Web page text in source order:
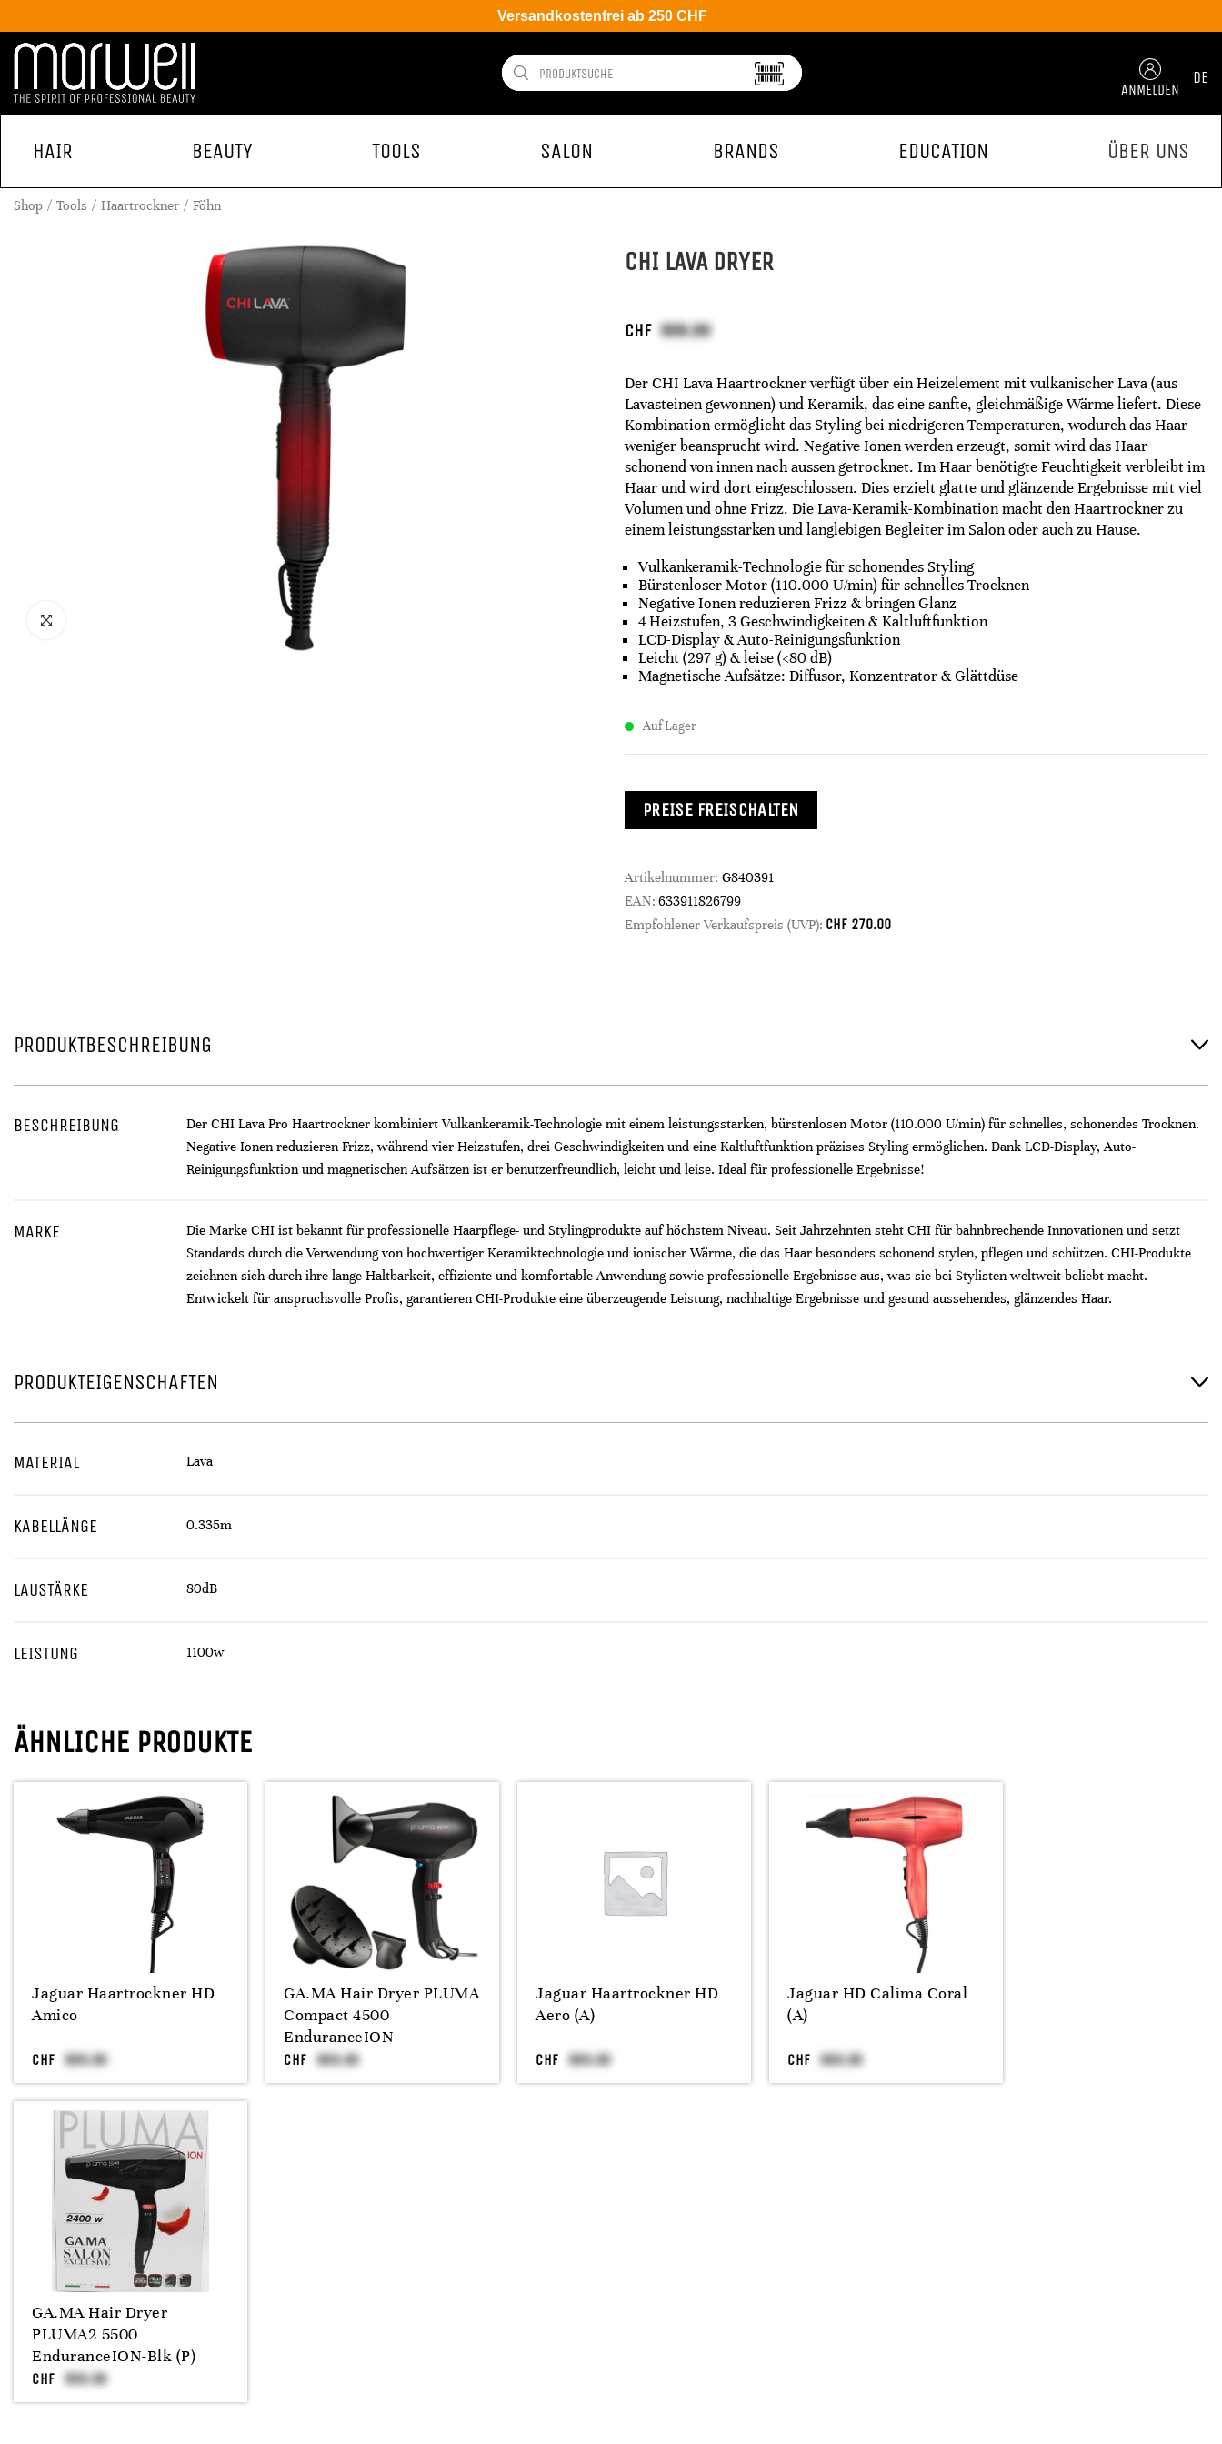
Versandkostenfrei ab 250 CHF
ANMELDEN
DE
HAIR BEAUTY TOOLS SALON BRANDS EDUCATION ÜBER UNS
Shop Tools Haartrockner Föhn
CHI LAVA DRYER
CHF
Der CHI Lava Haartrockner verfügt über ein Heizelement mit vulkanischer Lava (aus
Lavasteinen gewonnen) und Keramik, das eine sanfte, gleichmäßige Wärme liefert. Diese
Kombination ermöglicht das Styling bei niedrigeren Temperaturen, wodurch das Haar
weniger beansprucht wird. Negative Ionen werden erzeugt, somit wird das Haar
schonend von innen nach aussen getrocknet. Im Haar benötigte Feuchtigkeit verbleibt im
Haar und wird dort eingeschlossen. Dies erzielt glatte und glänzende Ergebnisse mit viel
Volumen und ohne Frizz. Die Lava-Keramik-Kombination macht den Haartrockner zu
einem leistungsstarken und langlebigen Begleiter im Salon oder auch zu Hause.
Vulkankeramik-Technologie für schonendes Styling
Bürstenloser Motor (110.000 U/min) für schnelles Trocknen
Negative Ionen reduzieren Frizz & bringen Glanz
4 Heizstufen, 3 Geschwindigkeiten & Kaltluftfunktion
LCD-Display & Auto-Reinigungsfunktion
Leicht (297 g) & leise (<80 dB)
Magnetische Aufsätze: Diffusor, Konzentrator & Glättdüse
Auf Lager
PREISE FREISCHALTEN
Artikelnummer: G840391
EAN: 633911826799
Empfohlener Verkaufspreis (UVP): CHF 270.00
PRODUKTBESCHREIBUNG
BESCHREIBUNG
Der CHI Lava Pro Haartrockner kombiniert Vulkankeramik-Technologie mit einem leistungsstarken, bürstenlosen Motor (110.000 U/min) für schnelles, schonendes Trocknen.
Negative Ionen reduzieren Frizz, während vier Heizstufen, drei Geschwindigkeiten und eine Kaltluftfunktion präzises Styling ermöglichen. Dank LCD-Display, Auto-
Reinigungsfunktion und magnetischen Aufsätzen ist er benutzerfreundlich, leicht und leise. Ideal für professionelle Ergebnisse!
MARKE
Die Marke CHI ist bekannt für professionelle Haarpflege- und Stylingprodukte auf höchstem Niveau. Seit Jahrzehnten steht CHI für bahnbrechende Innovationen und setzt
Standards durch die Verwendung von hochwertiger Keramiktechnologie und ionischer Wärme, die das Haar besonders schonend stylen, pflegen und schützen. CHI-Produkte
zeichnen sich durch ihre lange Haltbarkeit, effiziente und komfortable Anwendung sowie professionelle Ergebnisse aus, was sie bei Stylisten weltweit beliebt macht.
Entwickelt für anspruchsvolle Profis, garantieren CHI-Produkte eine überzeugende Leistung, nachhaltige Ergebnisse und gesund aussehendes, glänzendes Haar.
PRODUKTEIGENSCHAFTEN
MATERIAL Lava
KABELLÄNGE 0.335m
LAUSTÄRKE 80dB
LEISTUNG 1100w
ÄHNLICHE PRODUKTE
Jaguar Haartrockner HD
Amico
CHF
GA.MA Hair Dryer PLUMA
Compact 4500
EnduranceION
CHF
Jaguar Haartrockner HD
Aero (A)
CHF
Jaguar HD Calima Coral
(A)
CHF
GA.MA Hair Dryer
PLUMA2 5500
EnduranceION-Blk (P)
CHF